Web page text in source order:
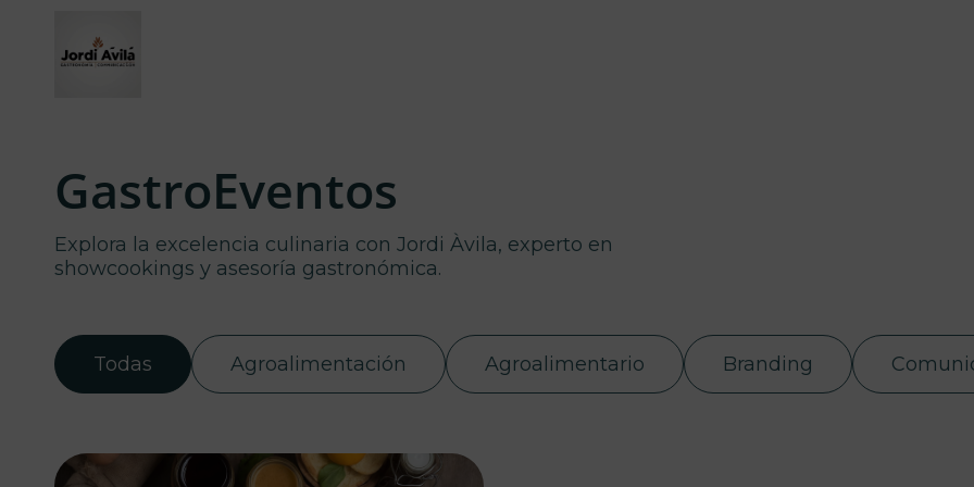
GastroEventos
Explora la excelencia culinaria con Jordi Àvila, experto en
showcookings y asesoría gastronómica.
Todas Agroalimentación Agroalimentario Branding